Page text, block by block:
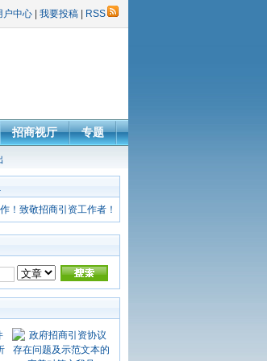
户中心 我要投稿 RSS
招商视厅 专题
！致敬招商引资工作者！